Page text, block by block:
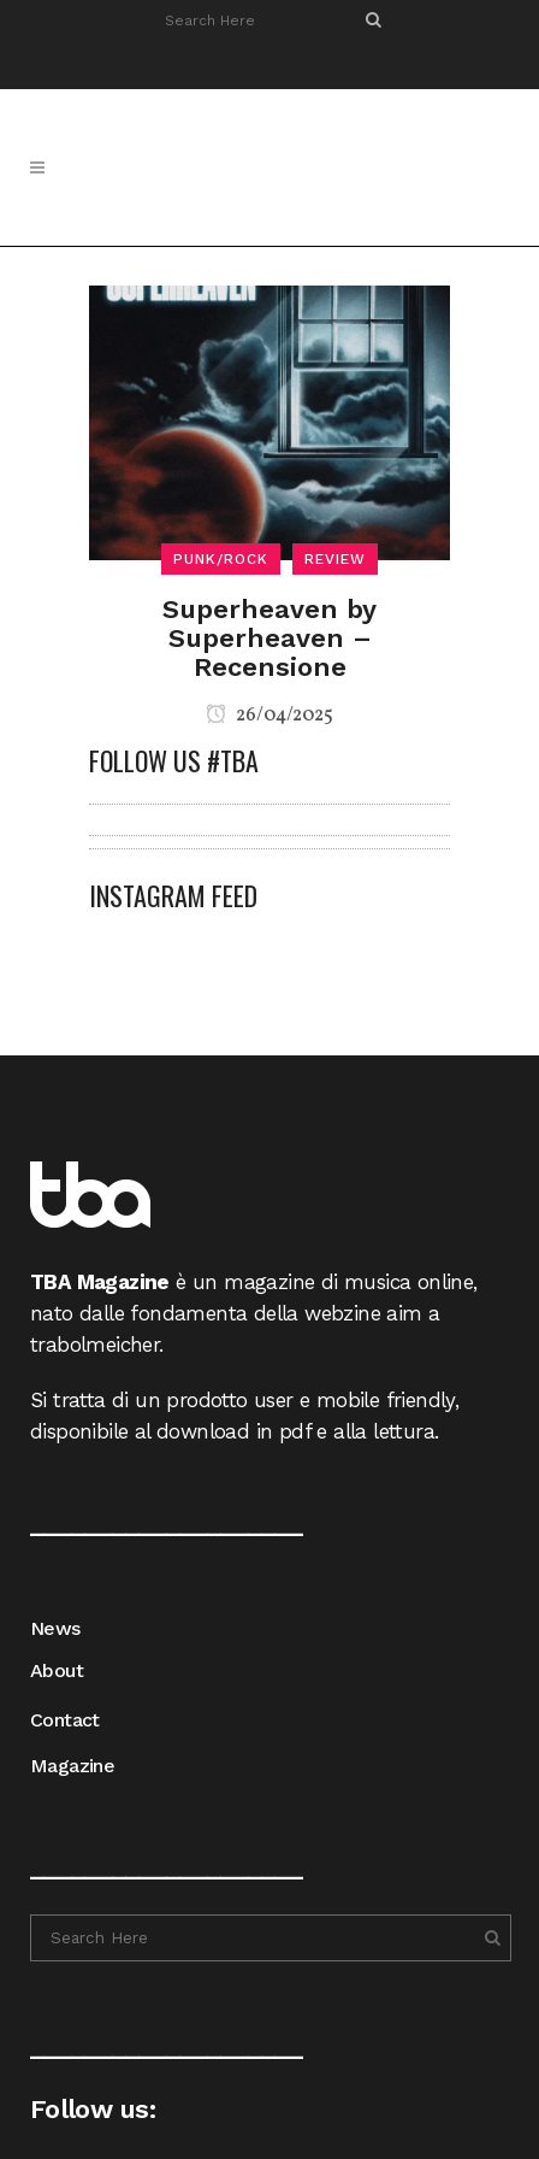
PUNK/ROCK REVIEW
Superheaven by
Superheaven –
Recensione
26/04/2025
FOLLOW US #TBA
INSTAGRAM FEED
TBA Magazine è un magazine di musica online,
nato dalle fondamenta della webzine aim a
trabolmeicher.
Si tratta di un prodotto user e mobile friendly,
disponibile al download in pdf e alla lettura.
News
About
Contact
Magazine
Follow us: